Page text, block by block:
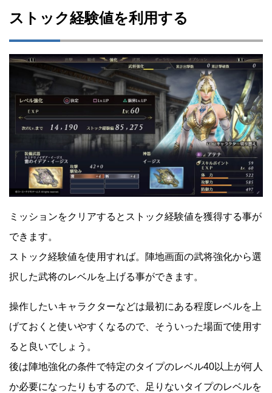
ストック経験値を利用する
ミッションをクリアするとストック経験値を獲得する事が
できます。
ストック経験値を使用すれば。陣地画面の武将強化から選
択した武将のレベルを上げる事ができます。
操作したいキャラクターなどは最初にある程度レベルを上
げておくと使いやすくなるので、そういった場面で使用す
ると良いでしょう。
後は陣地強化の条件で特定のタイプのレベル40以上が何人
か必要になったりもするので、足りないタイプのレベルを